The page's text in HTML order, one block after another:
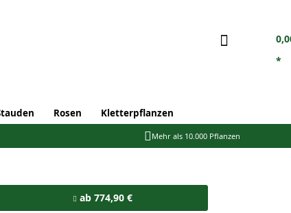
*
Rosen Kletterpflanzen
Mehr als 10.000 Pflanzen
ab 774,90 €